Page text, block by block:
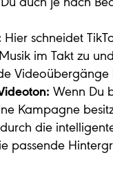
Hier schneidet
im Takt zu
Videoübergänge
Wenn Du
Kampagne
die
passende